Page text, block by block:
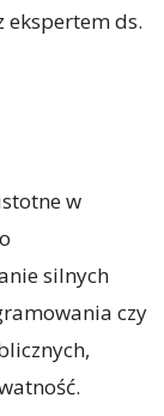
ekspertem ds.
w
silnych
czy